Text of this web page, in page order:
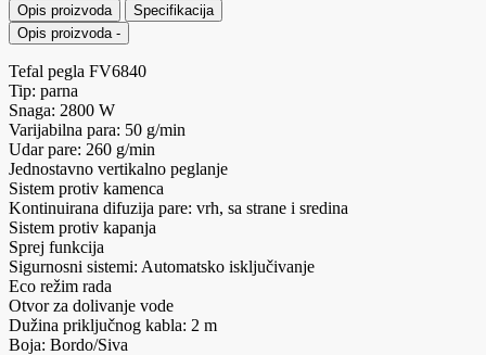
Opis proizvoda
Specifikacija
Opis proizvoda -
Tefal pegla FV6840
Tip: parna
Snaga: 2800 W
Varijabilna para: 50 g/min
Udar pare: 260 g/min
Jednostavno vertikalno peglanje
Sistem protiv kamenca
Kontinuirana difuzija pare: vrh, sa strane i sredina
Sistem protiv kapanja
Sprej funkcija
Sigurnosni sistemi: Automatsko isključivanje
Eco režim rada
Otvor za dolivanje vode
Dužina priključnog kabla: 2 m
Boja: Bordo/Siva